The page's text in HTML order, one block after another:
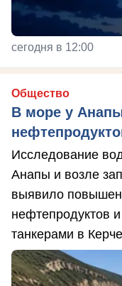
сегодня в 12:00
Общество
В море у
Исследование
Анапы и возле
выявило
нефтепродуктов
танкерами в